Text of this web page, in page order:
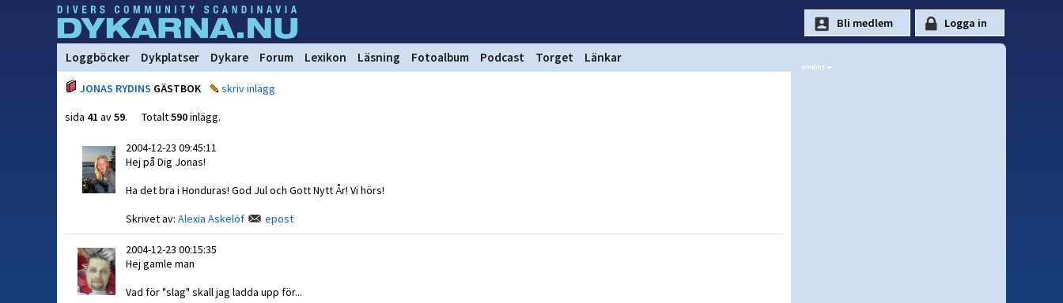
Loggböcker Dykplatser Dykare Forum Lexikon Läsning Fotoalbum Podcast Torget Länkar
JONAS RYDINS GÄSTBOK
skriv inlägg
sida 41 av59. Totalt590inlägg.
2004-12-23 09:45:11
Hej på Dig Jonas!
Ha det bra i Honduras! God Jul och Gott Nytt År! Vi hörs!
Skrivet av: Alexia Askelöf epost
2004-12-23 00:15:35
Hej gamle man
Vad för "slag" skall jag ladda upp för...